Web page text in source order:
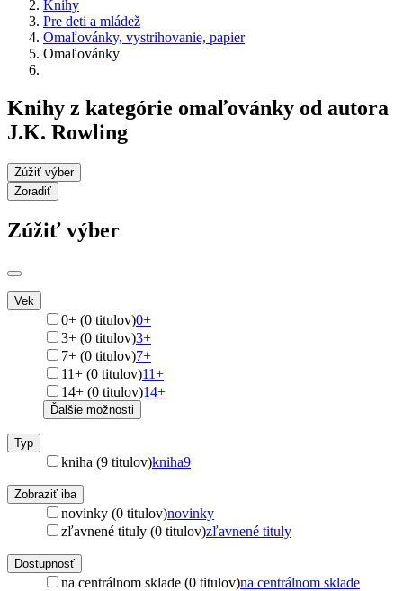
Knihy
Pre deti a mládež
Omaľovánky, vystrihovanie, papier
Omaľovánky
Knihy z kategórie omaľovánky od autora
J.K. Rowling
Zúžiť výber
Zoradiť
Zúžiť výber
Vek
0+ (0 titulov)0+
3+ (0 titulov)3+
7+ (0 titulov)7+
11+ (0 titulov)11+
14+ (0 titulov)14+
Ďalšie možnosti
Typ
kniha (9 titulov)kniha9
Zobraziť iba
novinky (0 titulov)novinky
zľavnené tituly (0 titulov)zľavnené tituly
Dostupnosť
na centrálnom sklade (0 titulov)na centrálnom sklade